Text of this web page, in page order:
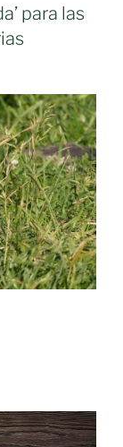
para las